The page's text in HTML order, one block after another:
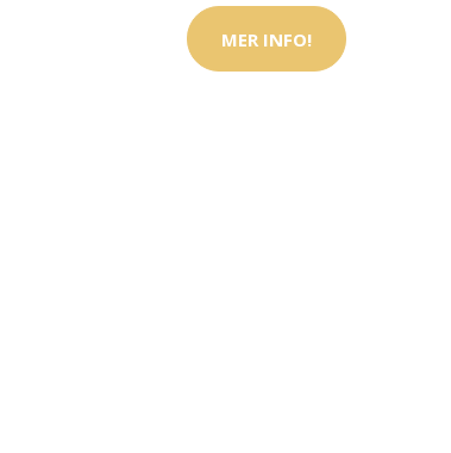
MER INFO!